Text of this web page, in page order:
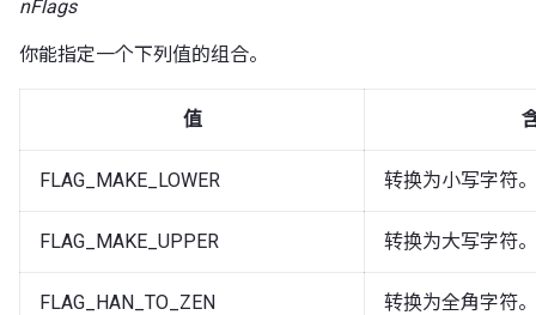
nFlags
你能指定一个下列值的组合。
值
FLAG_MAKE_LOWER 转换为小写字符。
FLAG_MAKE_UPPER 转换为大写字符。
FLAG_HAN_TO_ZEN 转换为全角字符。